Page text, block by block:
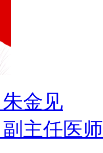
金见
主任医师